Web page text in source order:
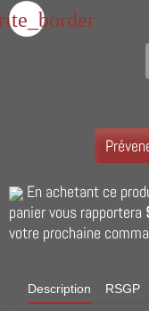
En achetant ce
panier vous rapportera
votre prochaine
Description RSGP